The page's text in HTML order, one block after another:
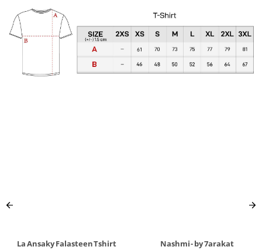
La Ansaky Falasteen Tshirt Nashmi - by 7arakat